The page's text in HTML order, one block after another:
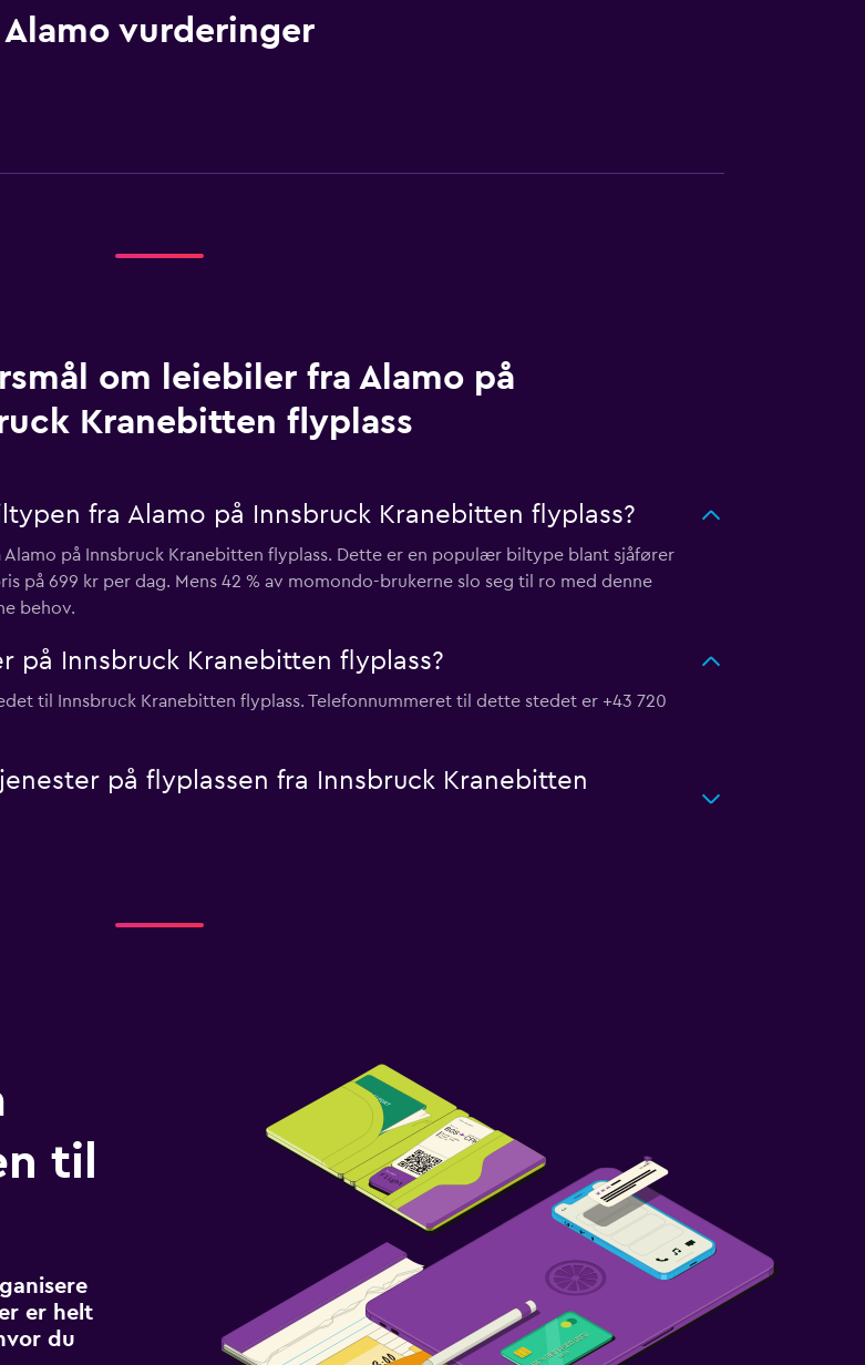
Alamo vurderinger
om leiebiler fra Alamo på
Kranebitten flyplass
fra Alamo på Innsbruck Kranebitten flyplass?
på Innsbruck Kranebitten flyplass. Dette er en populær biltype blant sjåfører
på 699 kr per dag. Mens 42 % av momondo-brukerne slo seg til ro med denne
behov.
på Innsbruck Kranebitten flyplass?
til Innsbruck Kranebitten flyplass. Telefonnummeret til dette stedet er +43 720
på flyplassen fra Innsbruck Kranebitten
til
er helt
du